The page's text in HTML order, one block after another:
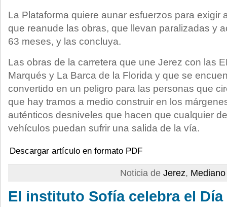
La Plataforma quiere aunar esfuerzos para exigir
que reanude las obras, que llevan paralizadas y
63 meses, y las concluya.
Las obras de la carretera que une Jerez con las
Marqués y La Barca de la Florida y que se
convertido en un peligro para las personas que
que hay tramos a medio construir en los
auténticos desniveles que hacen que cualquier
vehículos puedan sufrir una salida de la vía.
Descargar artículo en formato PDF
Noticia de Jerez,
El instituto Sofía celebra el